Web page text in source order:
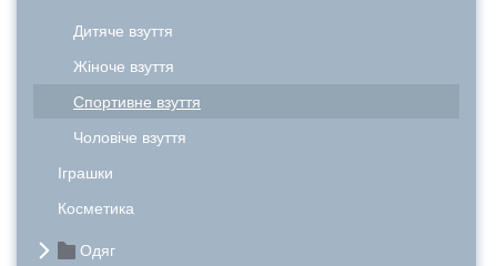
Дитяче взуття
Жіноче взуття
Спортивне взуття
Чоловіче взуття
Іграшки
Косметика
Одяг